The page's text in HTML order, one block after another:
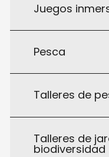
Juegos
Pesca
Talleres de
Talleres de
biodiversidad